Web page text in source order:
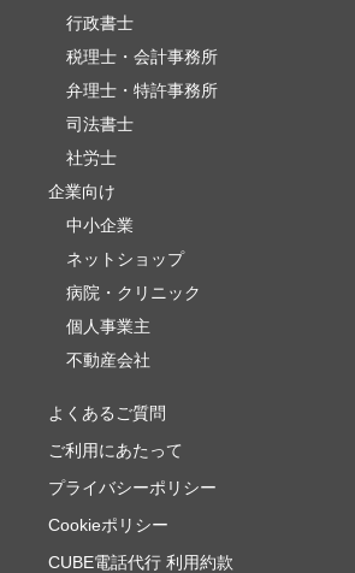
行政書士
税理士・会計事務所
弁理士・特許事務所
司法書士
社労士
企業向け
中小企業
ネットショップ
病院・クリニック
個人事業主
不動産会社
よくあるご質問
ご利用にあたって
プライバシーポリシー
Cookieポリシー
CUBE電話代行 利用約款